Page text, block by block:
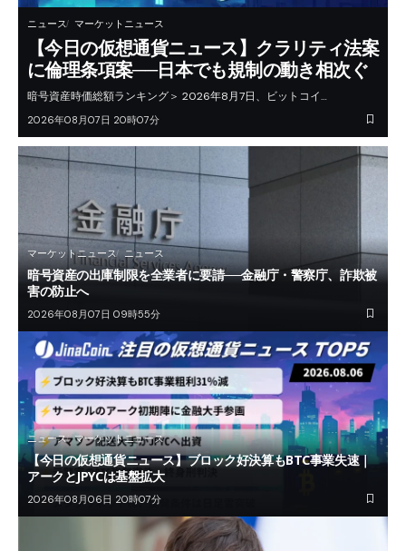
ニュース マーケットニュース
【今日の仮想通貨ニュース】クラリティ法案
に倫理条項案──日本でも規制の動き相次ぐ
暗号資産時価総額ランキング＞ 2026年8月7日、ビットコイ…
2026年08月07日 20時07分
マーケットニュース ニュース
暗号資産の出庫制限を全業者に要請──金融庁・警察庁、詐欺被
害の防止へ
2026年08月07日 09時55分
ニュース マーケットニュース
【今日の仮想通貨ニュース】ブロック好決算もBTC事業失速｜
アークとJPYCは基盤拡大
2026年08月06日 20時07分